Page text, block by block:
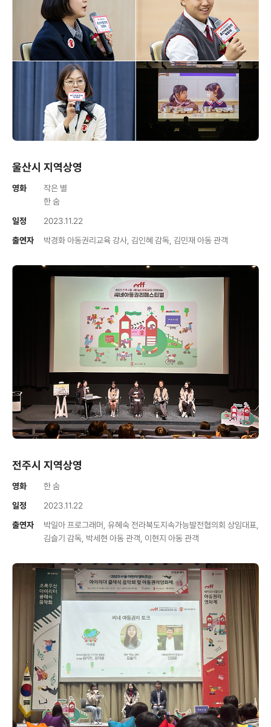
울산시 지역상영
영화
작은 별
한 숨
일정
2023.11.22
출연자
박경화 아동권리교육 강사, 김인혜 감독, 김민재 아동 관객
전주시 지역상영
영화
한 숨
일정
2023.11.22
출연자
박일아 프로그래머, 유혜숙 전라북도지속가능발전협의회 상임대표,
김슬기 감독, 박세현 아동 관객, 이현지 아동 관객